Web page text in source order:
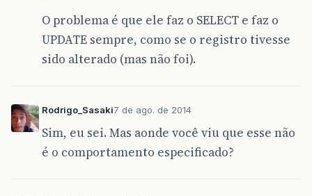
O problema é que ele faz o SELECT e faz o
UPDATE sempre, como se o registro tivesse
sido alterado (mas não foi).
Rodrigo_Sasaki7 de ago. de 2014
Sim, eu sei. Mas aonde você viu que esse não
é o comportamento especificado?